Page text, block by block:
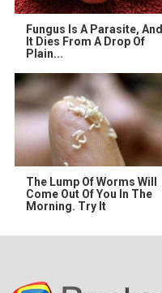
Fungus Is A Parasite, And
It Dies From A Drop Of
Plain...
The Lump Of Worms Will
Come Out Of You In The
Morning. Try It